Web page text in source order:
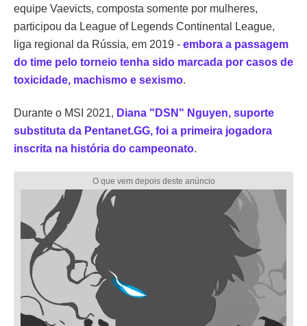
equipe Vaevicts, composta somente por mulheres,
participou da League of Legends Continental League,
liga regional da Rússia, em 2019 - embora a passagem
do time pelo torneio tenha sido marcada por casos de
toxicidade, machismo e sexismo.
Durante o MSI 2021, Diana "DSN" Nguyen, suporte
substituta da Pentanet.GG, foi a primeira jogadora
inscrita na história do campeonato.